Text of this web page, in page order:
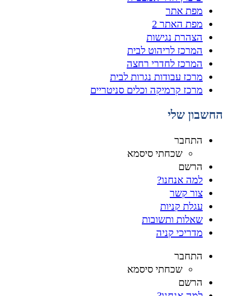
מפת אתר
מפת האתר 2
הצהרת נגישות
המרכז לריהוט לבית
המרכז לחדרי רחצה
מרכז עבודות נגרות לבית
מרכז קרמיקה וכלים סניטריים
החשבון שלי
התחבר
שכחתי סיסמא
הרשם
למה אנחנו?
צור קשר
עגלת קניות
שאלות ותשובות
מדריכי קניה
התחבר
שכחתי סיסמא
הרשם